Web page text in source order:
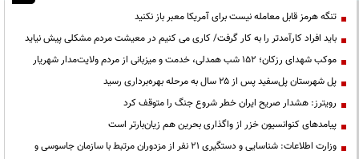
تنگه هرمز قابل معامله نیست برای آمریکا معبر باز نکنید
باید افراد کارآمدتر را به کار گرفت/ کاری می کنیم در معیشت مردم مشکلی پیش نیاید
موکب شهدای رزکان؛ ۱۵۲ شب همدلی، خدمت و میزبانی از مردم ولایت‌مدار شهریار
پل شهرستان پل‌سفید پس از ۲۵ سال به مرحله بهره‌برداری رسید
رویترز: هشدار صریح ایران خطر شروع جنگ را متوقف کرد
پیامدهای کنوانسیون خزر از واگذاری بحرین هم زیان‌بارتر است
وزارت اطلاعات: شناسایی و دستگیری ۲۱ نفر از مزدوران مرتبط با سازمان جاسوسی و